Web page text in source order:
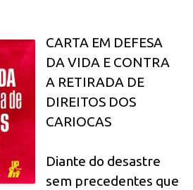
CARTA EM DEFESA
DA VIDA E CONTRA
A RETIRADA DE
DIREITOS DOS
CARIOCAS
Diante do desastre
sem precedentes que